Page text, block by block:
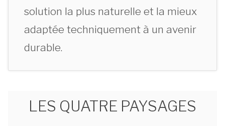
solution la plus naturelle et la mieux
adaptée techniquement à un avenir
durable.
LES QUATRE PAYSAGES